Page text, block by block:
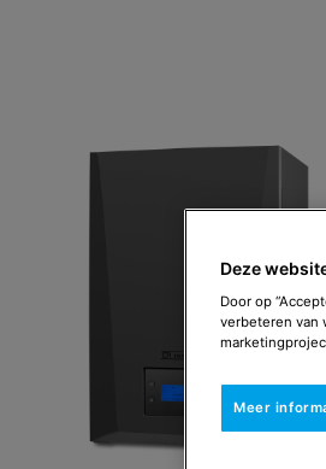
Deze
Door op
verbeteren van
Meer